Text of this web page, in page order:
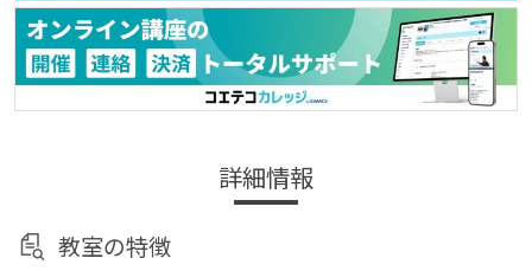
詳細情報
教室の特徴